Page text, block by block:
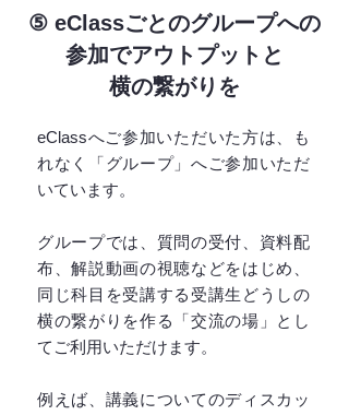
⑤ eClassごとのグループへの
参加でアウトプットと
横の繋がりを
eClassへご参加いただいた方は、も
れなく「グループ」へご参加いただ
いています。
グループでは、質問の受付、資料配
布、解説動画の視聴などをはじめ、
同じ科目を受講する受講生どうしの
横の繋がりを作る「交流の場」とし
てご利用いただけます。
例えば、講義についてのディスカッ